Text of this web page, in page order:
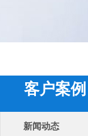
客户案例
新闻动态